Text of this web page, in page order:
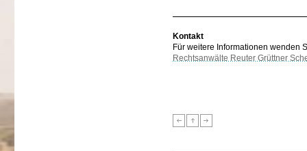
Kontakt
Für weitere Informationen wenden
Rechtsanwälte Reuter Grüttner